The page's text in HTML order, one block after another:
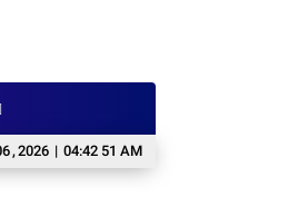
,2026 | 04:42 52 AM
Aksi Mafia CPO di Kapunduang, Kinali,